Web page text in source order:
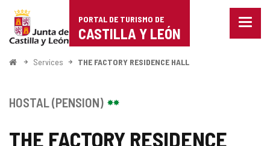
Portal
de
Turismo
Castilla
PORTAL DE TURISMO DE
CASTILLA Y LEÓN
Menu
<
Services THE FACTORY RESIDENCE HALL
THE FACTORY RESIDENCE
HOSTAL (PENSION)